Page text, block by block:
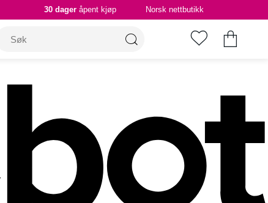
30 dager åpent kjøp Norsk nettbutikk